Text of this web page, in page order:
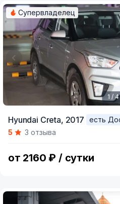
of
Супервладелец
1 / 4
Hyundai Creta, 2017
есть
5
3 отзыва
от 2160 ₽ / сутки